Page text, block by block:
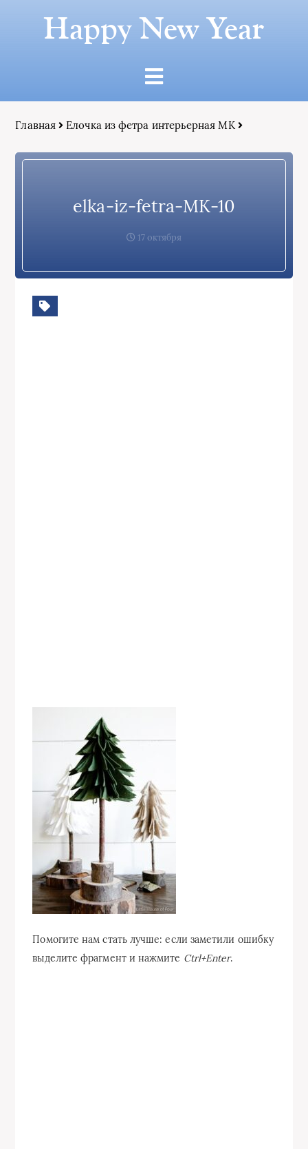
Happy New Year
Главная Елочка из фетра интерьерная МК
elka-iz-fetra-MK-10
17 октября
Помогите нам стать лучше: если заметили ошибку
выделите фрагмент и нажмите Ctrl+Enter.